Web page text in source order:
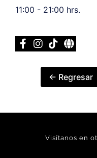
11:00 - 21:00 hrs.
← Regresar
Visítanos en